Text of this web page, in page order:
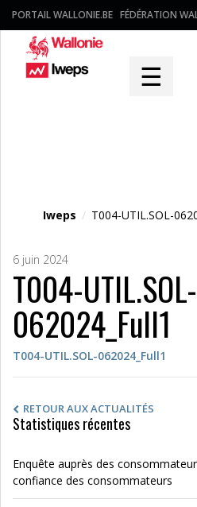
PORTAIL WALLONIE.BE FÉDÉRATION
☰
Iweps / T004-UTIL.SOL-
6 juin 2024
T004-UTIL.SOL-
062024_Full1
T004-UTIL.SOL-062024_Full1
RETOUR AUX ACTUALITÉS
Statistiques récentes
Enquête auprès des
confiance des consommateurs